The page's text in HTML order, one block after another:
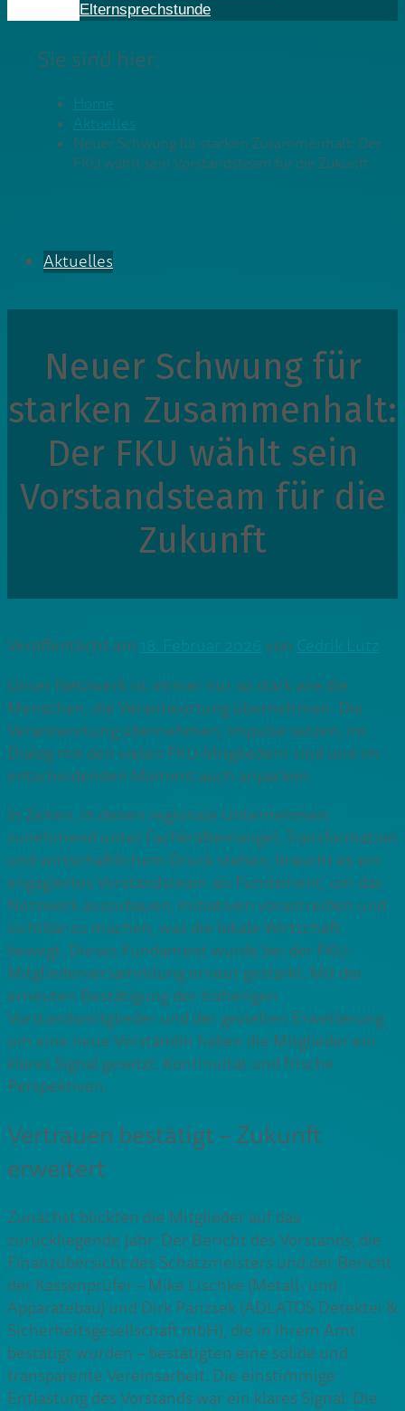
Elternsprechstunde
Sie sind hier:
Home
Neuer Schwung für starken Zusammenhalt: Der
FKU wählt sein Vorstandsteam für die Zukunft
Aktuelles
Neuer Schwung für
starken Zusammenhalt:
Der FKU wählt sein
Vorstandsteam für die
Zukunft
Veröffentlicht am von
Unser Netzwerk ist immer nur so stark wie die
Menschen, die Verantwortung übernehmen. Die
Verantwortung übernehmen, Impulse setzen, im
Dialog mit den vielen FKU-Mitgliedern sind und im
entscheidenden Moment auch anpacken.
In Zeiten, in denen regionale Unternehmen
zunehmend unter Fachkräftemangel, Transformation
und wirtschaftlichem Druck stehen, braucht es ein
engagiertes Vorstandsteam als Fundament, um das
Netzwerk auszubauen, Initiativen vorantreiben und
sichtbar zu machen, was die lokale Wirtschaft
bewegt. Dieses Fundament wurde bei der FKU-
Mitgliederversammlung erneut gestärkt. Mit der
erneuten Bestätigung der bisherigen
Vorstandsmitglieder und der gezielten Erweiterung
um eine neue Vorständin haben die Mitglieder ein
klares Signal gesetzt: Kontinuität und frische
Perspektiven.
Vertrauen bestätigt – Zukunft
erweitert
Zunächst blickten die Mitglieder auf das
zurückliegende Jahr: Der Bericht des Vorstands, die
Finanzübersicht des Schatzmeisters und der Bericht
der Kassenprüfer – Mike Lischke (Metall- und
Apparatebau) und Dirk Parizsek (ADLATOS Detektei &
Sicherheitsgesellschaft mbH), die in ihrem Amt
bestätigt wurden – bestätigten eine solide und
transparente Vereinsarbeit. Die einstimmige
Entlastung des Vorstands war ein klares Signal: Die